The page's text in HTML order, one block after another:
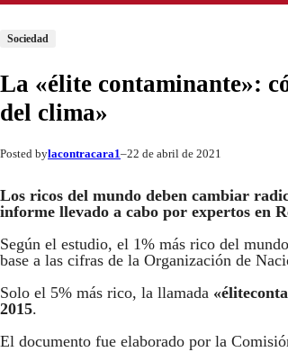
Sociedad
La «élite contaminante»:
del clima»
Posted bylacontracara1–22 de abril de 2021
Los ricos del mundo deben cambiar
informe llevado a cabo por expertos en
Según el estudio, el 1% más rico del
base a las cifras de la Organización de
Solo el 5% más rico, la llamada «élite
2015.
El documento fue elaborado por la